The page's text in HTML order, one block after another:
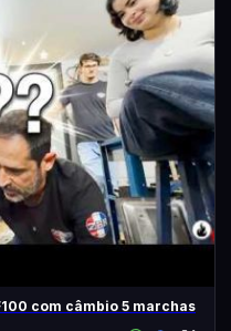
com câmbio 5 marchas